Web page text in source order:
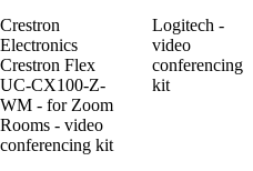
Crestron
Electronics
Crestron Flex
UC-CX100-Z-
WM - for Zoom
Rooms - video
conferencing kit
Logitech -
video
conferencing
kit